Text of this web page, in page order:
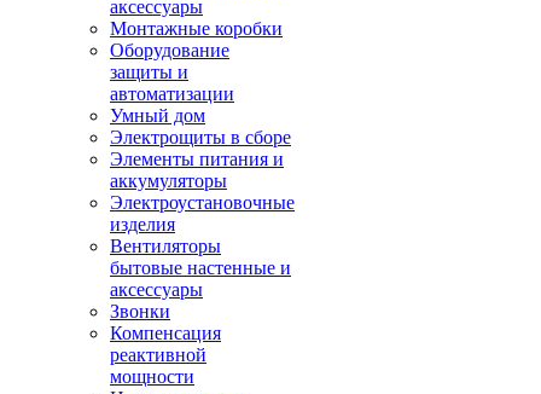
аксессуары
Монтажные коробки
Оборудование
защиты и
автоматизации
Умный дом
Электрощиты в сборе
Элементы питания и
аккумуляторы
Электроустановочные
изделия
Вентиляторы
бытовые настенные и
аксессуары
Звонки
Компенсация
реактивной
мощности